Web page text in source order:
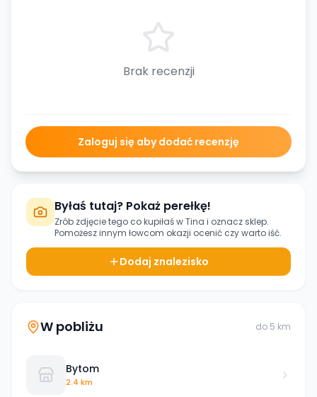
Brak recenzji
Zaloguj się aby dodać recenzję
Byłaś tutaj? Pokaż perełkę!
Zrób zdjęcie tego co kupiłaś wTina i oznacz sklep.
Pomożesz innym łowcom okazji ocenić czy warto iść.
Dodaj znalezisko
W pobliżu do 5 km
Bytom
2.4 km